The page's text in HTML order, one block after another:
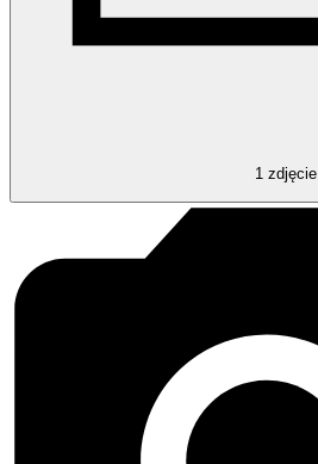
1 zdjęcie